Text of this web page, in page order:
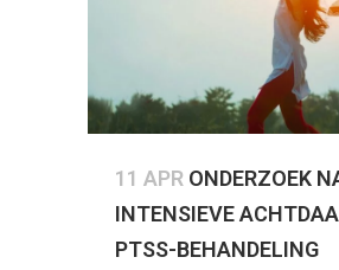
11 APR ONDERZOEK
INTENSIEVE
PTSS-BEHANDELING